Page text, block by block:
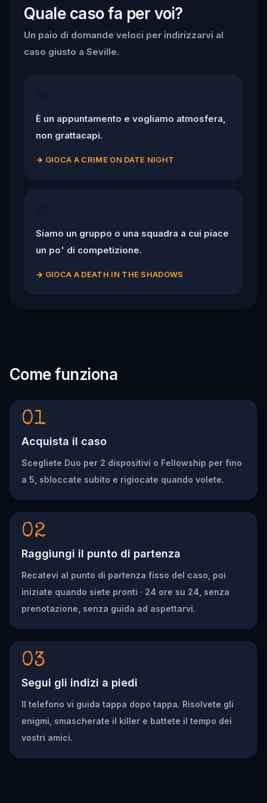
Quale caso fa per voi?
Un paio di domande veloci per indirizzarvi al
caso giusto a Seville.
È un appuntamento e vogliamo atmosfera,
non grattacapi.
→ GIOCA A CRIME ON DATE NIGHT
Siamo un gruppo o una squadra a cui piace
un po' di competizione.
→ GIOCA A DEATH IN THE SHADOWS
Come funziona
01
Acquista il caso
Scegliete Duo per 2 dispositivi o Fellowship per fino
a 5, sbloccate subito e rigiocate quando volete.
02
Raggiungi il punto di partenza
Recatevi al punto di partenza fisso del caso, poi
iniziate quando siete pronti · 24 ore su 24, senza
prenotazione, senza guida ad aspettarvi.
03
Segui gli indizi a piedi
Il telefono vi guida tappa dopo tappa. Risolvete gli
enigmi, smascherate il killer e battete il tempo dei
vostri amici.